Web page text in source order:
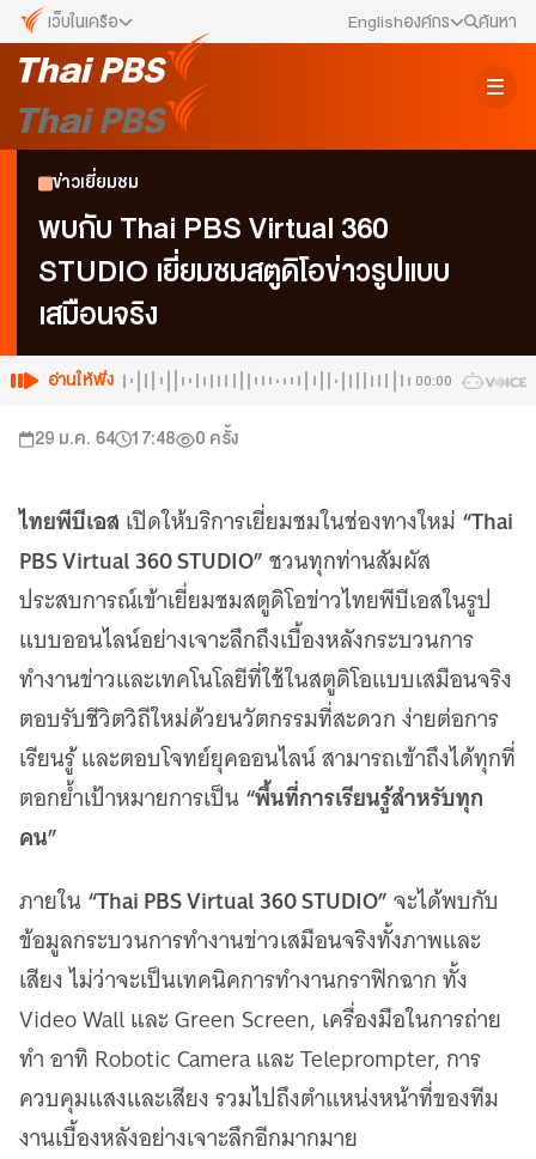
เว็บในเครือ
เว็บไซต์ในเครือ
ALTV
VIPA
พื้นที่นำเสนอวาระของสังคม
Thai PBS Kids
Thai PBS Podcast
View The World via The Voice
Thai PBS World
เพราะพลังการสื่อสารอยู่ในมือคุณ
Locals
นิเวศสื่อสาธารณะท้องถิ่นคุณภาพ
Policy Watch
จับตาอนาคตประเทศไทย
Making Data Visible
Englishองค์กร
ข่าวประชาสัมพันธ์
คณะกรรมการนโยบาย ส.ส.ท.
สภาผู้ชมและผู้ฟังรายการ
ค้นหา
ข่าวเยี่ยมชม
พบกับ Thai PBS Virtual 360
STUDIO เยี่ยมชมสตูดิโอข่าวรูปแบบ
เสมือนจริง
อ่านให้ฟัง 00:00
29 ม.ค. 64 17:48 0 ครั้ง
ไทยพีบีเอส เปิดให้บริการเยี่ยมชมในช่องทางใหม่ “Thai
PBS Virtual 360 STUDIO”ชวนทุกท่านสัมผัส
ประสบการณ์เข้าเยี่ยมชมสตูดิโอข่าวไทยพีบีเอสในรูป
แบบออนไลน์อย่างเจาะลึกถึงเบื้องหลังกระบวนการ
ทำงานข่าวและเทคโนโลยีที่ใช้ในสตูดิโอแบบเสมือนจริง
ตอบรับชีวิตวิถีใหม่ด้วยนวัตกรรมที่สะดวก ง่ายต่อการ
เรียนรู้ และตอบโจทย์ยุคออนไลน์ สามารถเข้าถึงได้ทุกที่
ตอกย้ำเป้าหมายการเป็น“พื้นที่การเรียนรู้สำหรับทุก
คน”
ภายใน“Thai PBS Virtual 360 STUDIO”จะได้พบกับ
ข้อมูลกระบวนการทำงานข่าวเสมือนจริงทั้งภาพและ
เสียง ไม่ว่าจะเป็นเทคนิคการทำงานกราฟิกฉาก ทั้ง
Video Wall และ Green Screen, เครื่องมือในการถ่าย
ทำ อาทิ Robotic Camera และ Teleprompter, การ
ควบคุมแสงและเสียง รวมไปถึงตำแหน่งหน้าที่ของทีม
งานเบื้องหลังอย่างเจาะลึกอีกมากมาย